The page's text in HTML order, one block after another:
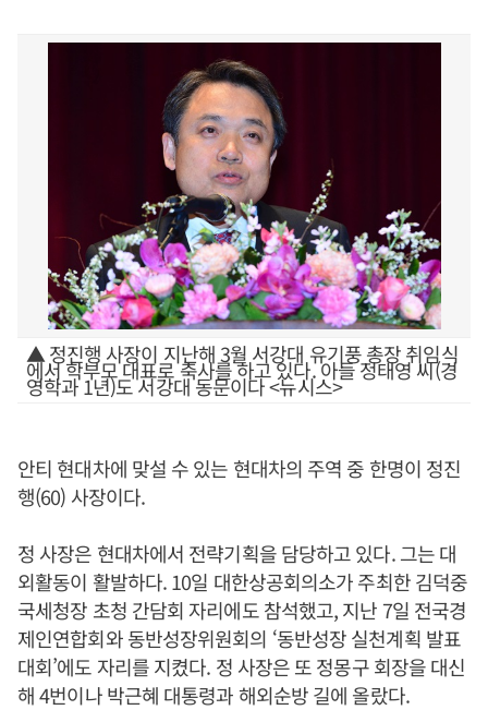
▲ 정진행 사장이 지난해 3월 서강대 유기풍 총장 취임식
에서 학부모 대표로 축사를 하고 있다. 아들 정태영 씨(경
영학과 1년)도 서강대 동문이다 <뉴시스>
안티 현대차에 맞설 수 있는 현대차의 주역 중 한명이 정진
행(60) 사장이다.
정 사장은 현대차에서 전략기획을 담당하고 있다. 그는 대
외활동이 활발하다. 10일 대한상공회의소가 주최한 김덕중
국세청장 초청 간담회 자리에도 참석했고, 지난 7일 전국경
제인연합회와 동반성장위원회의 ‘동반성장 실천계획 발표
대회’에도 자리를 지켰다. 정 사장은 또 정몽구 회장을 대신
해 4번이나 박근혜 대통령과 해외순방 길에 올랐다.